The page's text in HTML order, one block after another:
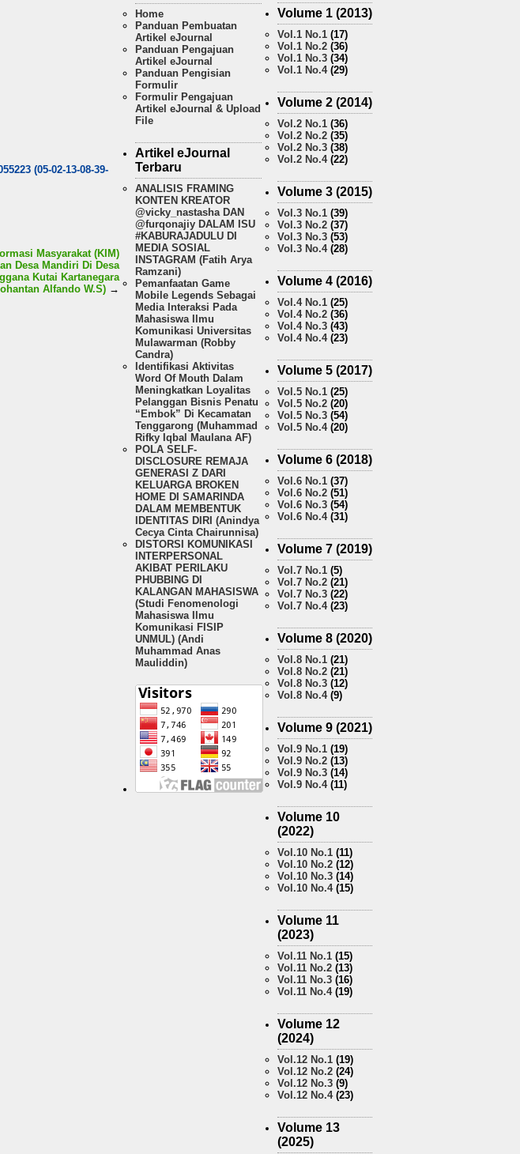
(05-02-13-08-39-
Masyarakat (KIM)
Desa Mandiri Di Desa
Kutai Kartanegara
Alfando W.S) →
Home
Panduan Pembuatan
Artikel eJournal
Panduan Pengajuan
Artikel eJournal
Panduan Pengisian
Formulir
Formulir Pengajuan
Artikel eJournal & Upload
File
Artikel eJournal
Terbaru
ANALISIS FRAMING
KONTEN KREATOR
@vicky_nastasha DAN
@furqonajiy DALAM ISU
#KABURAJADULU DI
MEDIA SOSIAL
INSTAGRAM (Fatih Arya
Ramzani)
Pemanfaatan Game
Mobile Legends Sebagai
Media Interaksi Pada
Mahasiswa Ilmu
Komunikasi Universitas
Mulawarman (Robby
Candra)
Identifikasi Aktivitas
Word Of Mouth Dalam
Meningkatkan Loyalitas
Pelanggan Bisnis Penatu
“Embok” Di Kecamatan
Tenggarong (Muhammad
Rifky Iqbal Maulana AF)
POLA SELF-
DISCLOSURE REMAJA
GENERASI Z DARI
KELUARGA BROKEN
HOME DI SAMARINDA
DALAM MEMBENTUK
IDENTITAS DIRI (Anindya
Cecya Cinta Chairunnisa)
DISTORSI KOMUNIKASI
INTERPERSONAL
AKIBAT PERILAKU
PHUBBING DI
KALANGAN MAHASISWA
(Studi Fenomenologi
Mahasiswa Ilmu
Komunikasi FISIP
UNMUL) (Andi
Muhammad Anas
Mauliddin)
Volume 1 (2013)
Vol.1 No.1 (17)
Vol.1 No.2 (36)
Vol.1 No.3 (34)
Vol.1 No.4(29)
Volume 2 (2014)
Vol.2 No.1 (36)
Vol.2 No.2 (35)
Vol.2 No.3 (38)
Vol.2 No.4(22)
Volume 3 (2015)
Vol.3 No.1 (39)
Vol.3 No.2 (37)
Vol.3 No.3 (53)
Vol.3 No.4(28)
Volume 4 (2016)
Vol.4 No.1 (25)
Vol.4 No.2 (36)
Vol.4 No.3 (43)
Vol.4 No.4(23)
Volume 5 (2017)
Vol.5 No.1 (25)
Vol.5 No.2 (20)
Vol.5 No.3 (54)
Vol.5 No.4(20)
Volume 6 (2018)
Vol.6 No.1 (37)
Vol.6 No.2 (51)
Vol.6 No.3 (54)
Vol.6 No.4(31)
Volume 7 (2019)
Vol.7 No.1 (5)
Vol.7 No.2 (21)
Vol.7 No.3 (22)
Vol.7 No.4(23)
Volume 8 (2020)
Vol.8 No.1 (21)
Vol.8 No.2 (21)
Vol.8 No.3 (12)
Vol.8 No.4(9)
Volume 9 (2021)
Vol.9 No.1 (19)
Vol.9 No.2 (13)
Vol.9 No.3 (14)
Vol.9 No.4(11)
Volume 10
(2022)
Vol.10 No.1 (11)
Vol.10 No.2 (12)
Vol.10 No.3 (14)
Vol.10 No.4(15)
Volume 11
(2023)
Vol.11 No.1 (15)
Vol.11 No.2 (13)
Vol.11 No.3 (16)
Vol.11 No.4(19)
Volume 12
(2024)
Vol.12 No.1 (19)
Vol.12 No.2 (24)
Vol.12 No.3 (9)
Vol.12 No.4(23)
Volume 13
(2025)